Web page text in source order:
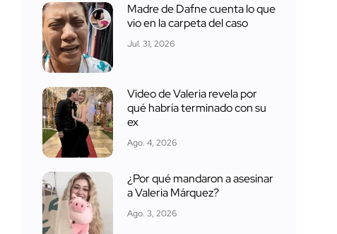
Madre de Dafne cuenta lo que
vio en la carpeta del caso
Jul. 31, 2026
Video de Valeria revela por
qué habría terminado con su
ex
Ago. 4, 2026
¿Por qué mandaron a asesinar
a Valeria Márquez?
Ago. 3, 2026